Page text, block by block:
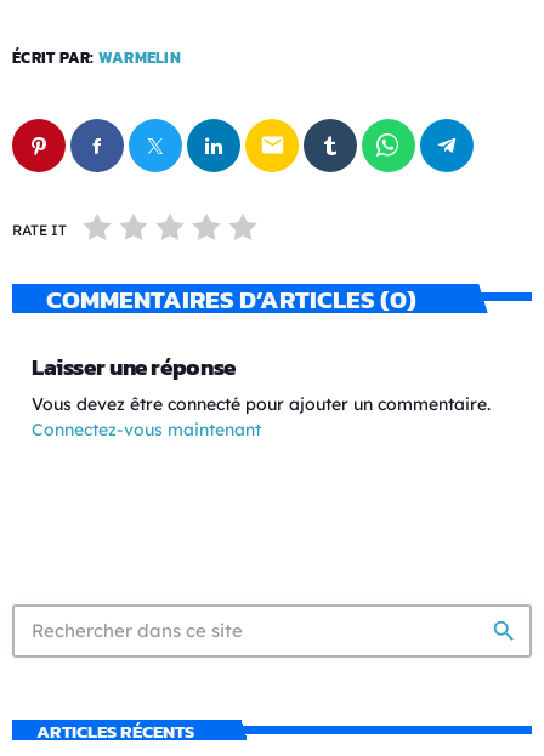
ÉCRIT PAR: WARMELIN
email
RATE IT
COMMENTAIRES D’ARTICLES (0)
Laisser une réponse
Vous devez être connecté pour ajouter un commentaire.
Connectez-vous maintenant
search
ARTICLES RÉCENTS